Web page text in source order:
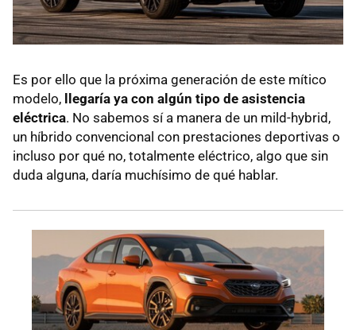
Es por ello que la próxima generación de este mítico
modelo, llegaría ya con algún tipo de asistencia
eléctrica. No sabemos sí a manera de un mild-hybrid,
un híbrido convencional con prestaciones deportivas o
incluso por qué no, totalmente eléctrico, algo que sin
duda alguna, daría muchísimo de qué hablar.